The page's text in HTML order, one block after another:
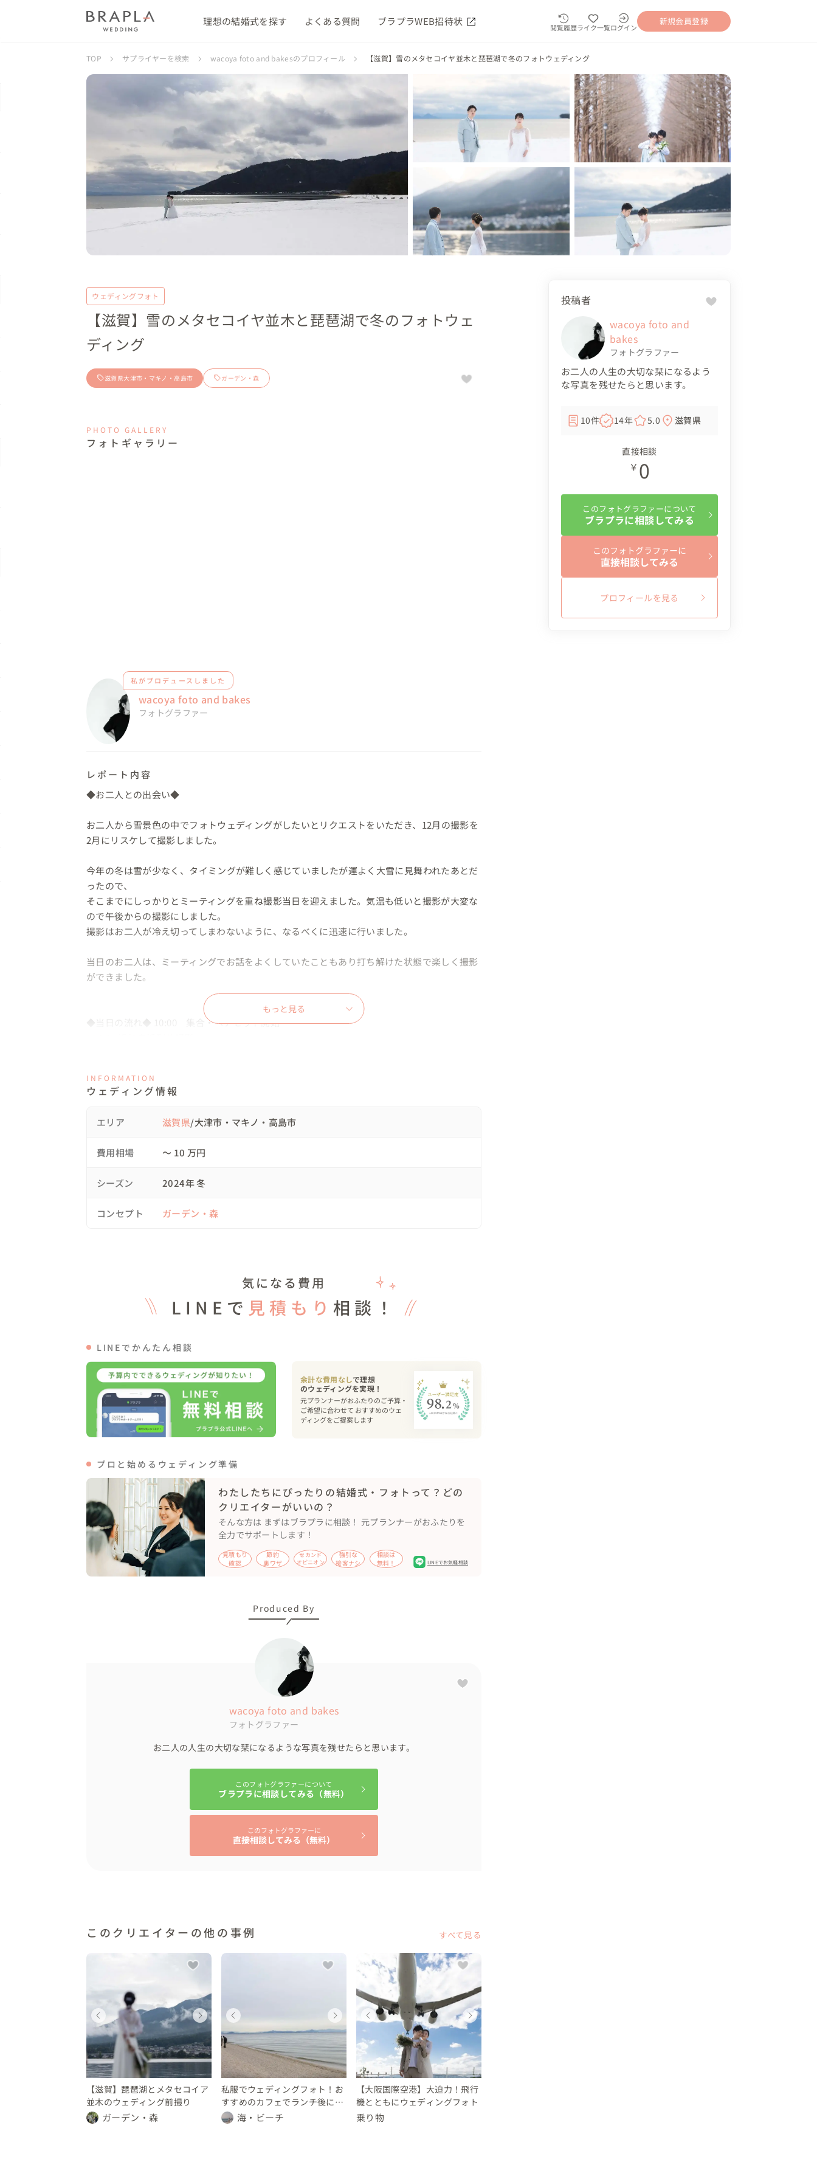
理想の結婚式を探す よくある質問 ブラプラWEB招待状 閲覧履歴ライク一覧ログイン
新規会員登録
TOP サプライヤーを検索 wacoya foto and bakesのプロフィール 【滋賀】雪のメタセコイヤ並木と琵琶湖で冬のフォトウェディング
ウェディングフォト
【滋賀】雪のメタセコイヤ並木と琵琶湖で冬のフォトウェ
ディング
滋賀県大津市・マキノ・高島市 ガーデン・森
PHOTO GALLERY
フォトギャラリー
私がプロデュースしました
wacoya foto and bakes
フォトグラファー
レポート内容
◆お二人との出会い◆
お二人から雪景色の中でフォトウェディングがしたいとリクエストをいただき、12月の撮影を
2月にリスケして撮影しました。
今年の冬は雪が少なく、タイミングが難しく感じていましたが運よく大雪に見舞われたあとだ
ったので、
そこまでにしっかりとミーティングを重ね撮影当日を迎えました。気温も低いと撮影が大変な
ので午後からの撮影にしました。
撮影はお二人が冷え切ってしまわないように、なるべくに迅速に行いました。
当日のお二人は、ミーティングでお話をよくしていたこともあり打ち解けた状態で楽しく撮影
ができました。
◆当日の流れ◆ 10:00　集合・ヘアセット開始
15:30　琵琶湖へ移動し撮影開始
16:30　撮影終了
◆ドレス/アイテム◆
ドレスは京都サロンでのレンタル。
ヘアメイク　プラン内
計　　　　　　　　　　 103,500円
います。
またロケーションだけでなく、
改めて撮影はお二人の空気感を踏まえて行うことが大切だと感じます。
ハグもポージングも、キスシーンも、ドレスも、その日のお天気も。
美しい光景と時間。忘れられない思い出になりますよう、全力で撮影します〇
まずはお気軽にお問い合わせください！
もっと見る
INFORMATION
ウェディング情報
エリア 滋賀県/大津市・マキノ・高島市
費用相場 〜 10 万円
シーズン 2024年 冬
コンセプト ガーデン・森
気になる費用
LINEで 見積もり 相談！
LINEでかんたん相談
余計な費用なしで理想
元プランナーがおふたりのご予算・
ご希望に合わせて おすすめのウェ
ディングをご提案します
プロと始めるウェディング準備
わたしたちにぴったりの結婚式・フォトって？どの
クリエイターがいいの？
そんな方は まずはブラプラに相談！ 元プランナーがおふたりを
全力でサポートします！
見積もり
確認
節約
裏ワザ
セカンド
オピニオン
強引な
接客ナシ
相談は
無料！
LINEでお気軽相談
Produced By
wacoya foto and bakes
フォトグラファー
お二人の人生の大切な栞になるような写真を残せたらと思います。
このフォトグラファーについて
ブラプラに相談してみる（無料）
このフォトグラファーに
直接相談してみる（無料）
このクリエイターの他の事例 すべて見る
ウェディングフォト
滋賀県
10 〜 30 万円
滋賀県
10 〜 30 万円
ウェディングフォト
滋賀県
10 〜 30 万円
【滋賀】琵琶湖とメタセコイア
並木のウェディング前撮り
ガーデン・森
ウェディングフォト
滋賀県
〜 10 万円
ウェディングフォト
滋賀県
〜 10 万円
ウェディングフォト
滋賀県
〜 10 万円
私服でウェディングフォト！お
すすめのカフェでランチ後に撮
影へ【滋賀県琵琶湖】
海・ビーチ
ウェディングフォト
大阪府
〜 10 万円
ウェディングフォト
大阪府
〜 10 万円
ウェディングフォト
大阪府
〜 10 万円
【大阪国際空港】大迫力！飛行
機とともにウェディングフォト
乗り物
投稿者
wacoya foto and
bakes
フォトグラファー
お二人の人生の大切な栞になるよう
な写真を残せたらと思います。
10件 14年 5.0 滋賀県
直接相談
￥ 0
このフォトグラファーについて
ブラプラに相談してみる
このフォトグラファーに
直接相談してみる
プロフィールを見る